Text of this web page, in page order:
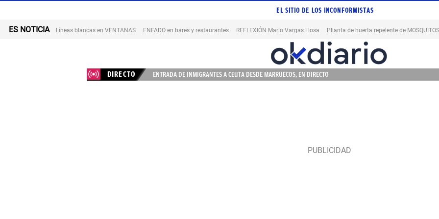
EL SITIO DE LOS INCONFORMISTAS
ES NOTICIA Líneas blancas en VENTANAS ENFADO en bares y restaurantes REFLEXIÓN Mario Vargas Llosa Pllanta de huerta repelente de MOSQUITOS
DIRECTO ENTRADA DE INMIGRANTES A CEUTA DESDE MARRUECOS, EN DIRECTO